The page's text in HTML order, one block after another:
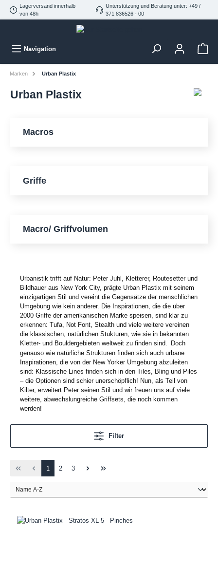
Lagerversand innerhalb
von 48h
Unterstützung und Beratung unter: +49 /
371 836526 - 00
Navigation
Marken Urban Plastix
Urban Plastix
Macros
Griffe
Macro/ Griffvolumen
Urbanistik trifft auf Natur: Peter Juhl, Kletterer, Routesetter und
Bildhauer aus New York City, prägte Urban Plastix mit seinem
einzigartigen Stil und vereint die Gegensätze der menschlichen
Umgebung wie kein anderer. Die Inspirationen, die die über
2000 Griffe der amerikanischen Marke speisen, sind klar zu
erkennen: Tufa, Not Font, Stealth und viele weitere vereinen
die klassischen, natürlichen Stukturen, wie sie in bekannten
Kletter- und Bouldergebieten weltweit zu finden sind.
Doch
genauso wie natürliche Strukturen finden sich auch urbane
Inspirationen, die von der New Yorker Umgebung abzuleiten
sind: Klassische Lines finden sich in den Tiles, Bling und Piles
– die Optionen sind schier unerschöpflich! Nun, als Teil von
Kilter, erweitert Peter seinen Stil und wir freuen uns auf viele
weitere, abwechslungreiche Griffsets, die noch kommen
werden!
Filter
1 2 3